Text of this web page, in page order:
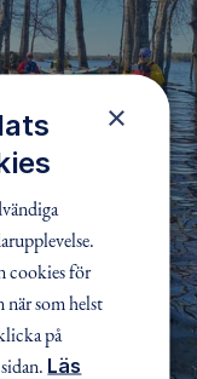
×
cookies för
som helst
på
Läs